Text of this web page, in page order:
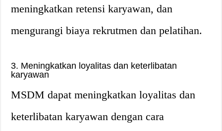
meningkatkan retensi karyawan, dan
mengurangi biaya rekrutmen dan pelatihan.
3. Meningkatkan loyalitas dan keterlibatan
karyawan
MSDM dapat meningkatkan loyalitas dan
keterlibatan karyawan dengan cara